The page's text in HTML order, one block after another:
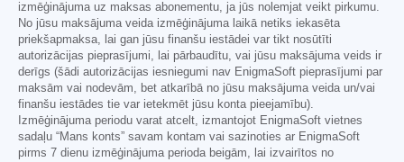
izmēģinājuma uz maksas abonementu, ja jūs nolemjat veikt pirkumu.
No jūsu maksājuma veida izmēģinājuma laikā netiks iekasēta
priekšapmaksa, lai gan jūsu finanšu iestādei var tikt nosūtīti
autorizācijas pieprasījumi, lai pārbaudītu, vai jūsu maksājuma veids ir
derīgs (šādi autorizācijas iesniegumi nav EnigmaSoft pieprasījumi par
maksām vai nodevām, bet atkarībā no jūsu maksājuma veida un/vai
finanšu iestādes tie var ietekmēt jūsu konta pieejamību).
Izmēģinājuma periodu varat atcelt, izmantojot EnigmaSoft vietnes
sadaļu “Mans konts” savam kontam vai sazinoties ar EnigmaSoft
pirms 7 dienu izmēģinājuma perioda beigām, lai izvairītos no